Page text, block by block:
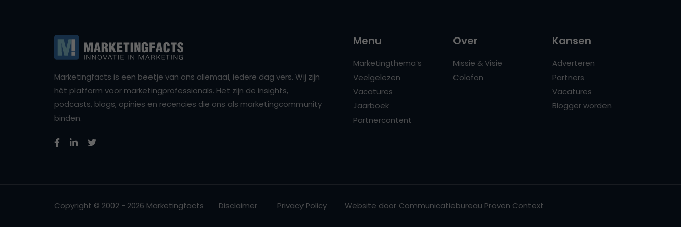
Marketingfacts is een beetje van ons allemaal, iedere dag vers. Wij zijn
hét platform voor marketingprofessionals. Het zijn de insights,
podcasts, blogs, opinies en recencies die ons als marketingcommunity
binden.
Menu
Marketingthema’s
Veelgelezen
Vacatures
Jaarboek
Partnercontent
Over
Missie & Visie
Colofon
Kansen
Adverteren
Partners
Vacatures
Blogger worden
Copyright © 2002 - 2026 Marketingfacts Disclaimer Privacy Policy Website door Communicatiebureau Proven Context